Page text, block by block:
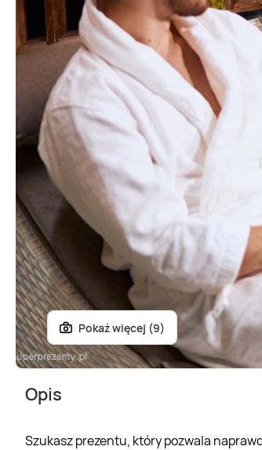
Pokaż więcej (9)
Opis
Szukasz prezentu, który pozwala